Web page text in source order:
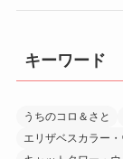
キーワード
うちのコロ＆さと
エリザベスカラー